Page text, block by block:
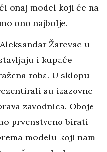
onaj model koji će na
ono najbolje.
Žarevac u
i kupaće
roba. U sklopu
su izazovne
zavodnica. Oboje
prvenstveno birati
modelu koji nam